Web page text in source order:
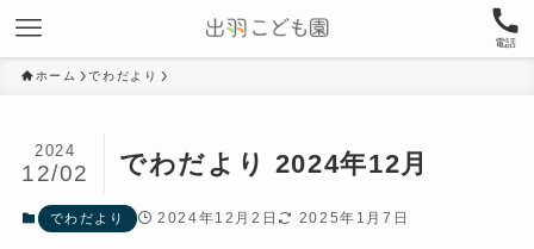
電話
ホーム でわだより
でわだより 2024年12月
2024
12/02
でわだより 2024年12月2日 2025年1月7日